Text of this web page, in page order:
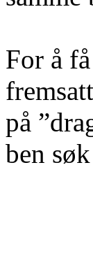
For å
på
ben